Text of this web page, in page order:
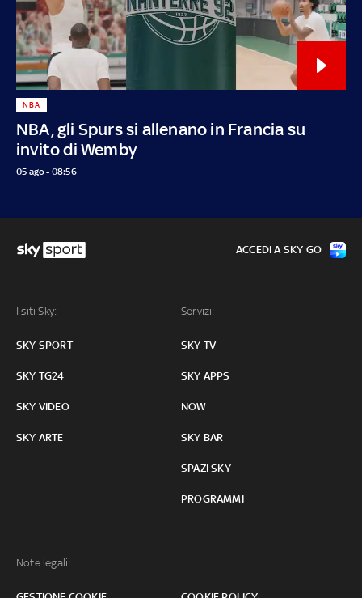
NBA, gli Spurs si allenano in Francia su
invito di Wemby
NBA
05 ago - 08:56
I siti Sky:
SKY SPORT
SKY TG24
SKY VIDEO
SKY ARTE
Servizi:
SKY TV
SKY APPS
NOW
SKY BAR
SPAZI SKY
PROGRAMMI
Note legali:
ACCEDI A SKY GO